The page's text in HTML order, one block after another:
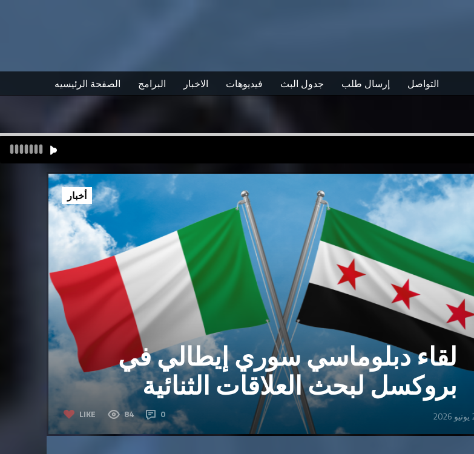
الصفحة الرئيسيه البرامج الاخبار فيديوهات جدول البث إرسال طلب التواصل
لقاء دبلوماسي سوري إيطالي في
بروكسل لبحث العلاقات الثنائية
LIKE 84 0
أخبار